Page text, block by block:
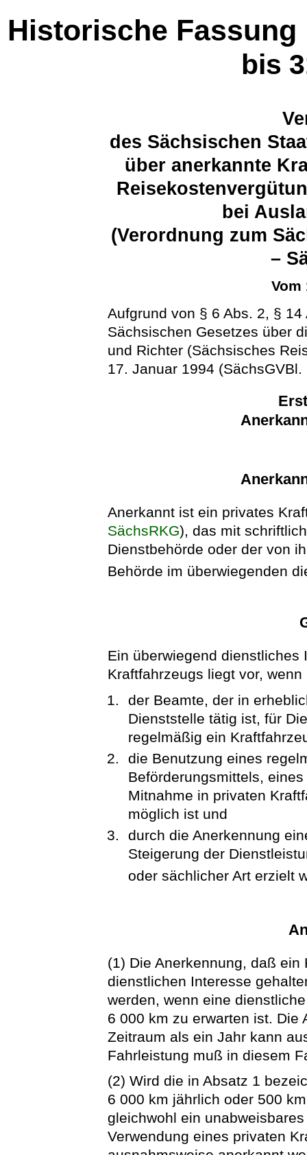
Historische Fassung
bis
des Sächsischen
über anerkannte
bei
(Verordnung zum
–
Vom
Aufgrund von § 6 Abs. 2, §
Sächsischen Gesetzes über
und Richter (Sächsisches
17. Januar 1994
Anerkannt ist ein privates
SächsRKG), das mit
Dienstbehörde oder der von
Behörde im überwiegenden
Ein überwiegend dienstliches
Kraftfahrzeugs liegt vor, wenn
der Beamte, der in
Dienststelle tätig ist, für
regelmäßig ein
die Benutzung eines
Beförderungsmittels,
Mitnahme in privaten
möglich ist und
durch die Anerkennung
Steigerung der
oder sächlicher Art erzielt
(1) Die Anerkennung, daß
dienstlichen Interesse
werden, wenn eine
6 000 km zu erwarten ist. Die
Zeitraum als ein Jahr kann
Fahrleistung muß in diesem
(2) Wird die in Absatz 1
6 000 km jährlich oder 500
gleichwohl ein
Verwendung eines privaten